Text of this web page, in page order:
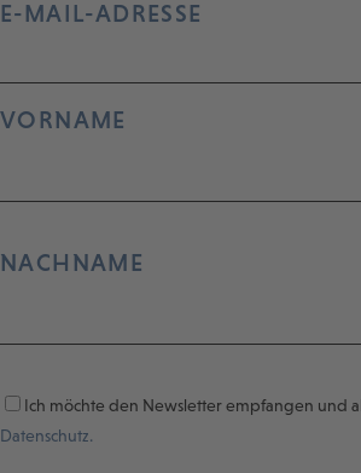
E-MAIL-ADRESSE
VORNAME
NACHNAME
Ich möchte den Newsletter empfangen und
Datenschutz.